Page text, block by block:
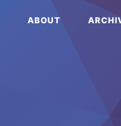
ABOUT